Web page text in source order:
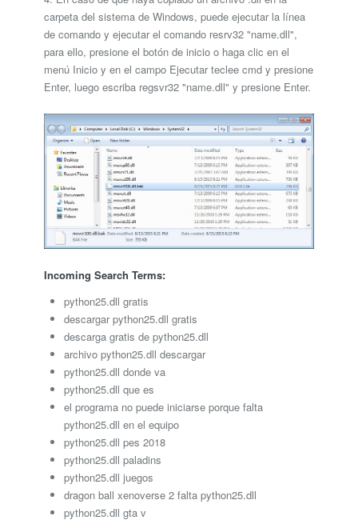
carpeta del sistema de Windows, puede ejecutar la línea
de comando y ejecutar el comando resrv32 "name.dll",
para ello, presione el botón de inicio o haga clic en el
menú Inicio y en el campo Ejecutar teclee cmd y presione
Enter, luego escriba regsvr32 "name.dll" y presione Enter.
Incoming Search Terms:
python25.dll gratis
descargar python25.dll gratis
descarga gratis de python25.dll
archivo python25.dll descargar
python25.dll donde va
python25.dll que es
el programa no puede iniciarse porque falta
python25.dll en el equipo
python25.dll pes 2018
python25.dll paladins
python25.dll juegos
dragon ball xenoverse 2 falta python25.dll
python25.dll gta v